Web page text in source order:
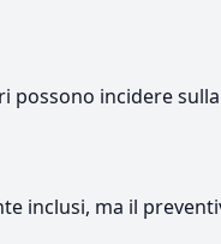
possono incidere
inclusi, ma il